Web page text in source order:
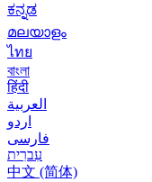
ಕನ್ನಡ
മലയാളം
ไทย
বাংলা
हिंदी
العربية
اردو
فارسی
עִברִית
中文 (简体)